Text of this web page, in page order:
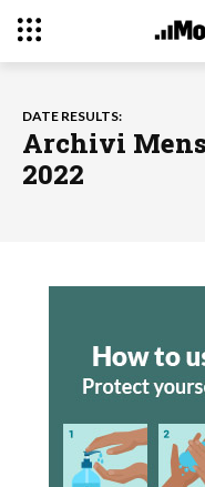
DATE RESULTS:
Archivi
2022